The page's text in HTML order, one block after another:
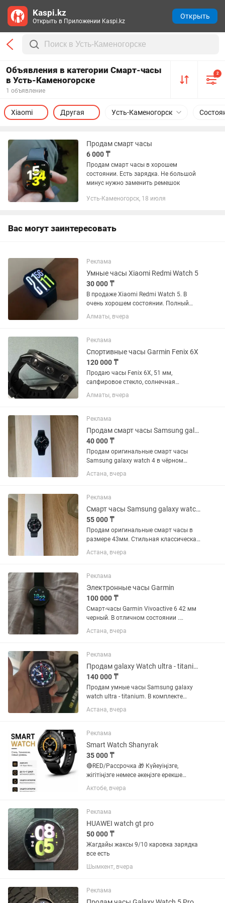
Объявления в категории Смарт-часы
в Усть-Каменогорске
1 объявление
2
Усть-Каменогорск
Xiaomi Другая
Продам смарт часы
6 000 ₸
Продам смарт часы в хорошем
состоянии. Есть зарядка. Не большой
минус нужно заменить ремешок
Усть-Каменогорск, 18 июля
Вас могут заинтересовать
Реклама
Умные часы Xiaomi Redmi Watch 5
30 000 ₸
В продаже Xiaomi Redmi Watch 5. В
очень хорошем состоянии. Полный
Алматы, вчера
Реклама
Спортивные часы Garmin Fenix 6X
120 000 ₸
Продаю часы Fenix 6X, 51 мм,
сапфировое стекло, солнечная
батарея, титановый корпус, состояние
-отличное, никаких повреждений, заряд
Алматы, вчера
Реклама
Продам смарт часы Samsung galaxy watch 46 mm
40 000 ₸
Продам оригинальные смарт часы
Samsung galaxy watch 4 в чёрном
цвете. Отличная модель с
вращающимся безелем и строгим
идеальное, полностью рабочее. Экран
чистый, без...
Астана, вчера
Реклама
Смарт часы Samsung galaxy watch 6 classic
55 000 ₸
Продам оригинальные смарт часы в
размере 43мм. Стильная классическая
модель с вращающимся безелем.
Состояние идеальное. Экран часов без
безель крутится мягко и чётко....
Астана, вчера
Реклама
Электронные часы Garmin
100 000 ₸
Смарт-часы Garmin Vivoactive 6 42 мм
черный. В отличном состоянии .
Продажа в связи с ненадобностью .
Писать на
Астана, вчера
Реклама
Продам galaxy Watch ultra - titanium
140 000 ₸
Продам умные часы Samsung galaxy
watch ultra - titanium. В комплекте
родная коробка, сами часы, зарядный
кабель-таблетка, комплектный
оригинальный плетеный оранжевый...
Астана, вчера
Реклама
Smart Watch Shanyrak
35 000 ₸
🔴RED/Рассрочка 🎁 Күйеуіңізге,
жігітіңізге немесе әкеңізге ерекше
сыйлық іздеп жүрсіз бе? ⌚ Смарт сағат
– күнделікті өмірге пайдалы әрі стильді
Қоңырауға жауап беру және...
Актобе, вчера
Реклама
HUAWEI watch gt pro
50 000 ₸
Жагдайы жаксы 9/10 каровка зарядка
все есть
Шымкент, вчера
Реклама
Kaspi.kz
Открыть в Приложении Kaspi.kz
Открыть